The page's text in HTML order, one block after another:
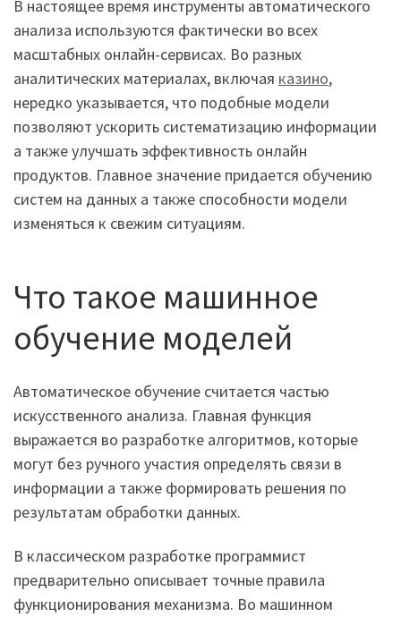
В настоящее время инструменты автоматического
анализа используются фактически во всех
масштабных онлайн-сервисах. Во разных
аналитических материалах, включая казино,
нередко указывается, что подобные модели
позволяют ускорить систематизацию информации
а также улучшать эффективность онлайн
продуктов. Главное значение придается обучению
систем на данных а также способности модели
изменяться к свежим ситуациям.
Что такое машинное
обучение моделей
Автоматическое обучение считается частью
искусственного анализа. Главная функция
выражается во разработке алгоритмов, которые
могут без ручного участия определять связи в
информации а также формировать решения по
результатам обработки данных.
В классическом разработке программист
предварительно описывает точные правила
функционирования механизма. Во машинном